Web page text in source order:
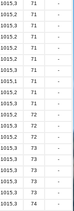
1015,3 71
-
1015,2 71
-
1015,3 71
-
1015,2 71
-
1015,2 71
-
1015,2 71
-
1015,3 71
-
1015,1 71
-
1015,2 71
-
1015,3 71
-
1015,2 72
-
1015,3 72
-
1015,2 72
-
1015,3 73
-
1015,3 73
-
1015,3 73
-
1015,3 73
-
1015,3 73
-
1015,3 74 -